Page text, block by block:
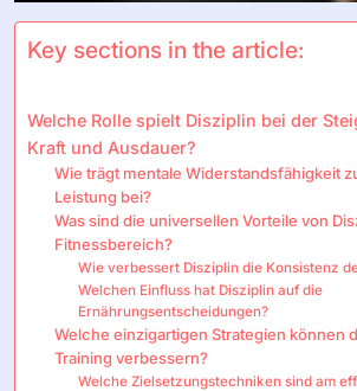
Key sections in the article:
Welche Rolle spielt Disziplin bei der
Kraft und Ausdauer?
Wie trägt mentale Widerstandsfähigkeit
Leistung bei?
Was sind die universellen Vorteile von
Fitnessbereich?
Wie verbessert Disziplin die Konsistenz
Welchen Einfluss hat Disziplin auf die
Ernährungsentscheidungen?
Welche einzigartigen Strategien können
Training verbessern?
Welche Zielsetzungstechniken sind am